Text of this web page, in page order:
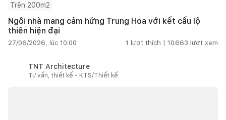
Trên 200m2
Ngôi nhà mang cảm hứng Trung Hoa với kết cấu lộ
thiên hiện đại
27/06/2026, lúc 10:00 1 lượt thích | 10.663 lượt xem
TNT Architecture
Tư vấn, thiết kế - KTS/Thiết kế